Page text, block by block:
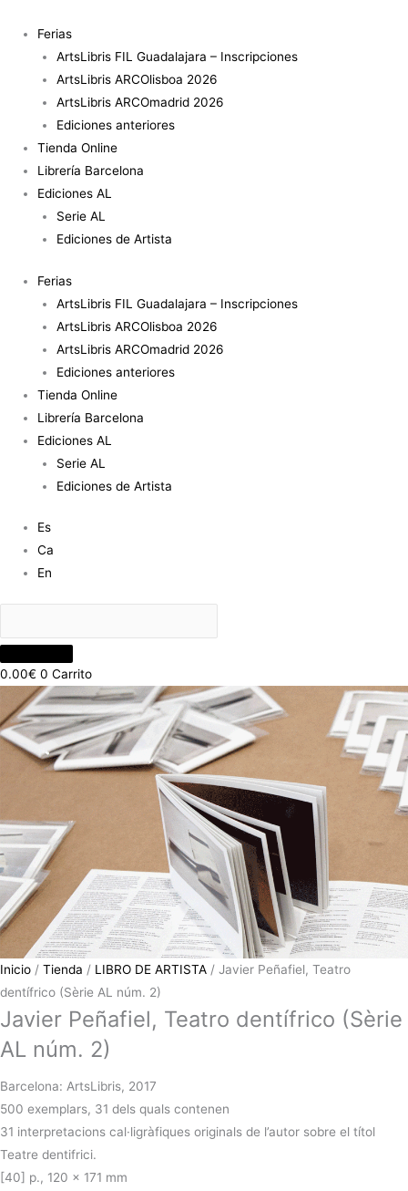
contenido
Ferias
ArtsLibris FIL Guadalajara – Inscripciones
ArtsLibris ARCOlisboa 2026
ArtsLibris ARCOmadrid 2026
Ediciones anteriores
Tienda Online
Librería Barcelona
Ediciones AL
Serie AL
Ediciones de Artista
Ferias
ArtsLibris FIL Guadalajara – Inscripciones
ArtsLibris ARCOlisboa 2026
ArtsLibris ARCOmadrid 2026
Ediciones anteriores
Tienda Online
Librería Barcelona
Ediciones AL
Serie AL
Ediciones de Artista
Es
Ca
En
0.00€ 0 Carrito
Inicio / Tienda / LIBRO DE ARTISTA / Javier Peñafiel, Teatro
dentífrico (Sèrie AL núm. 2)
Javier Peñafiel, Teatro dentífrico (Sèrie
AL núm. 2)
Barcelona: ArtsLibris, 2017
500 exemplars, 31 dels quals contenen
31 interpretacions cal·ligràfiques originals de l’autor sobre el títol
Teatre dentifrici.
[40] p., 120 x 171 mm
Peñafiel,
dentífrico
núm.
cantidad